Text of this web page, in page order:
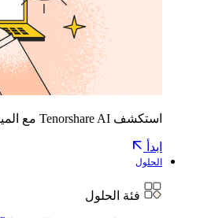
استكشف Tenorshare AI مع الميزات الجديدة المذهلة
ابدأ
الحلول
فئة الحلول